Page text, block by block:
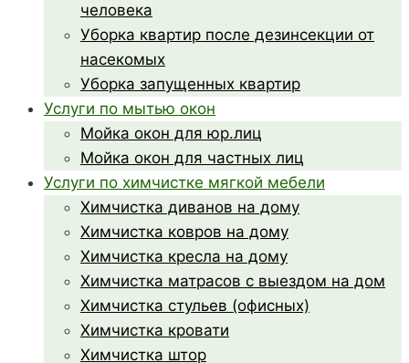
человека
Уборка квартир после дезинсекции от
насекомых
Уборка запущенных квартир
Услуги по мытью окон
Мойка окон для юр.лиц
Мойка окон для частных лиц
Услуги по химчистке мягкой мебели
Химчистка диванов на дому
Химчистка ковров на дому
Химчистка кресла на дому
Химчистка матрасов с выездом на дом
Химчистка стульев (офисных)
Химчистка кровати
Химчистка штор